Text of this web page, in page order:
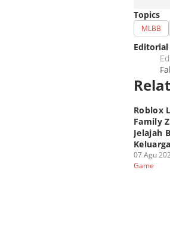
Topics
MLBB
Editorial
Roblox
Family
Jelajah
07 Agu
Game